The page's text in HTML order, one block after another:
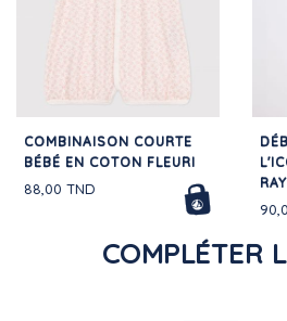
COMBINAISON COURTE
BÉBÉ EN COTON FLEURI
88,00 TND
COMPLÉTER